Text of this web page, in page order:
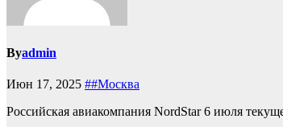
Byadmin
Июн 17, 2025 ##Москва
Российская авиакомпания NordStar 6 июля